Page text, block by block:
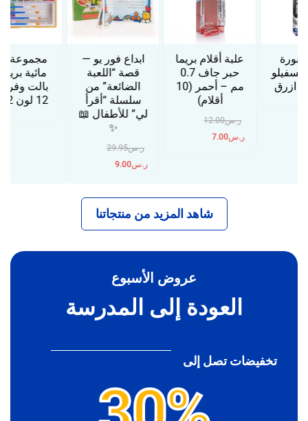
علبة أقلام بريما
حبر جاف 0.7
مم – أحمر (10
ابداع فور يو —
قصة “اللعبة
الضائعة” من
سلسلة “أقرأ
لي” للأطفال 📖
مجموعة الوان
مائية بريما مع
بالت وفرش –
12 لون 12 مل
شاهد المزيد من منتجاتنا
عروض الأسبوع
العودة إلى المدرسة
تخفيضات تصل إلى